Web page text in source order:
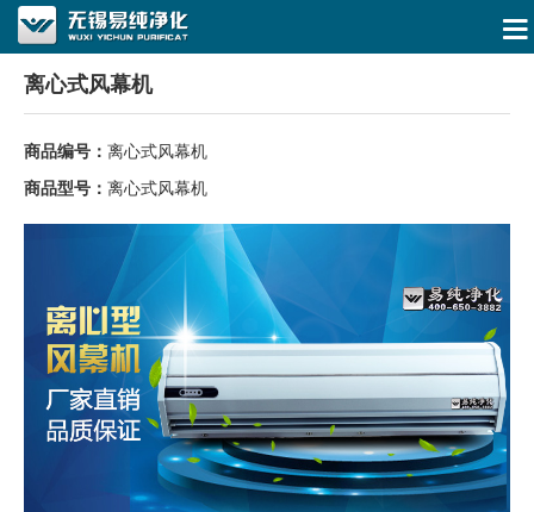
离心式风幕机
商品编号： 离心式风幕机
商品型号： 离心式风幕机